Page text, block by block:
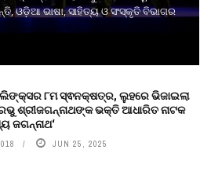
ଓଡ଼ିଆ ଭାଷା, ସାହିତ୍ୟ ଓ ସଂସ୍କୃତି ବିଭାଗର
୮ମ ସ୍ଵନକ୍ଷତ୍ର, ଲୁହରେ ଭିଜାଇଲା
ଶ୍ରୀଜଗନ୍ନାଥଙ୍କ ଭକ୍ତି ଆଧାରିତ ନାଟକ
ଜଗନ୍ନାଥ‘
JUN 25, 2025